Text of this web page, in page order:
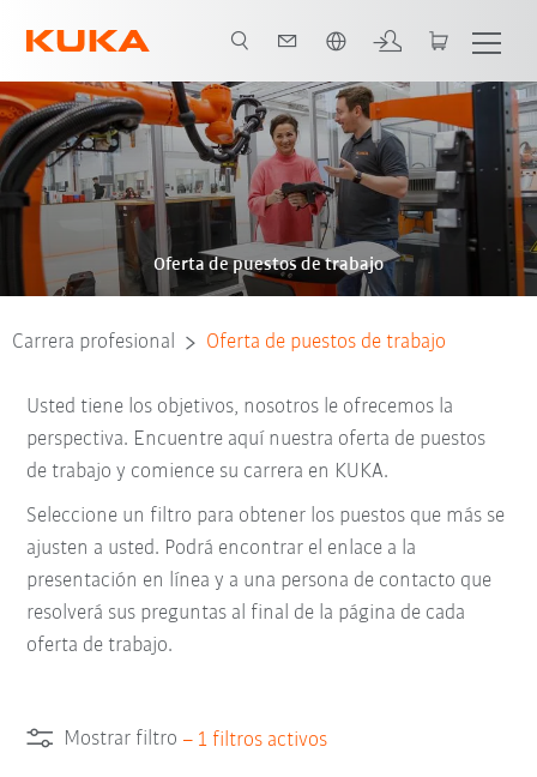
Oferta de puestos de trabajo
Carrera profesional Oferta de puestos de trabajo
Usted tiene los objetivos, nosotros le ofrecemos la
perspectiva. Encuentre aquí nuestra oferta de puestos
de trabajo y comience su carrera en KUKA.
Seleccione un filtro para obtener los puestos que más se
ajusten a usted. Podrá encontrar el enlace a la
presentación en línea y a una persona de contacto que
resolverá sus preguntas al final de la página de cada
oferta de trabajo.
Mostrar filtro – 1 filtros activos